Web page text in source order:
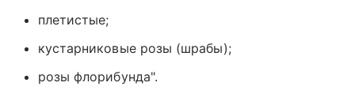
плетистые;
кустарниковые розы (шрабы);
розы флорибунда".